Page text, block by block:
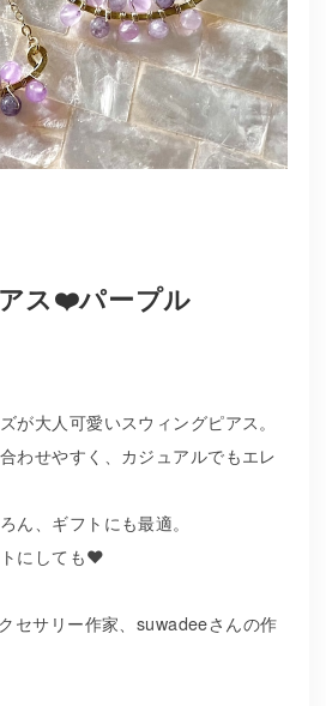
ス❤️パープル
が大人可愛いスウィングピアス。
わせやすく、カジュアルでもエレ
ん、ギフトにも最適。
にしても❤️
セサリー作家、suwadeeさんの作